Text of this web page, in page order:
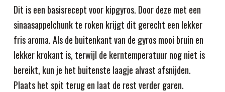
Dit is een basisrecept voor kipgyros. Door deze met een
sinaasappelchunk te roken krijgt dit gerecht een lekker
fris aroma. Als de buitenkant van de gyros mooi bruin en
lekker krokant is, terwijl de kerntemperatuur nog niet is
bereikt, kun je het buitenste laagje alvast afsnijden.
Plaats het spit terug en laat de rest verder garen.